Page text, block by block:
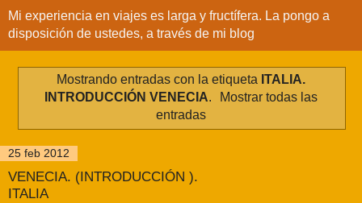
Mi experiencia en viajes es larga y fructífera. La pongo a
disposición de ustedes, a través de mi blog
Mostrando entradas con la etiqueta ITALIA.
INTRODUCCIÓN VENECIA.
Mostrar todas las
entradas
25 feb 2012
VENECIA. (INTRODUCCIÓN ).
ITALIA